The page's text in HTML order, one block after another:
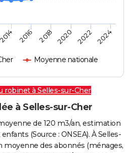
Moyenne nationale
2014 2016 2018 2020 2022 2024
robinet à Selles-sur-Cher
à Selles-sur-Cher
de 120 m3/an, estimation
(Source : ONSEA). À Selles-
moyenne des abonnés (ménages,